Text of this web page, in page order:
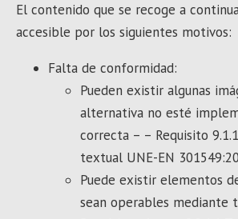
El contenido que se recoge a
accesible por los siguientes motivos:
Falta de conformidad:
Pueden existir algunas
alternativa no esté
correcta – – Requisito
textual UNE-EN
Puede existir elementos
sean operables mediante